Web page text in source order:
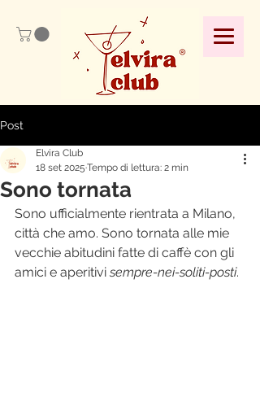
Post
Sono tornata
Elvira Club
18 set 2025 Tempo di lettura: 2 min
Sono ufficialmente rientrata a Milano,
città che amo. Sono tornata alle mie
vecchie abitudini fatte di caffè con gli
amici e aperitivi sempre-nei-soliti-posti.